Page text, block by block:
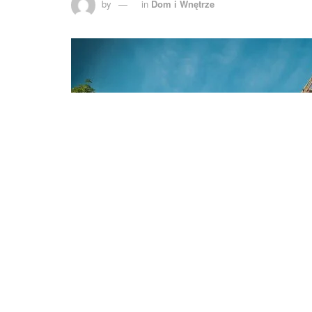
by in Dom i Wnętrze